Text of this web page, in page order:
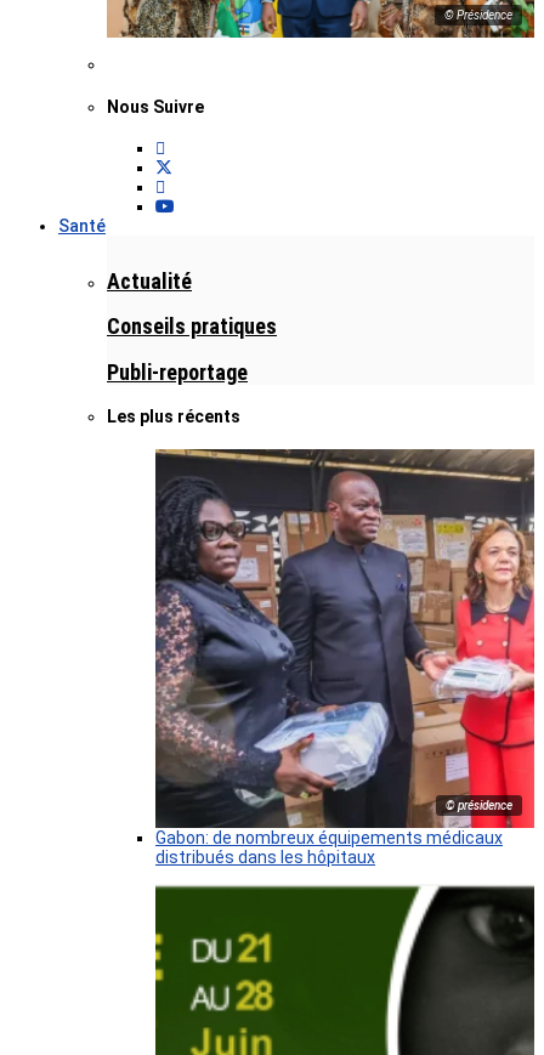
© Présidence
Nous Suivre
Santé
Actualité
Conseils pratiques
Publi-reportage
Les plus récents
© présidence
Gabon: de nombreux équipements médicaux
distribués dans les hôpitaux